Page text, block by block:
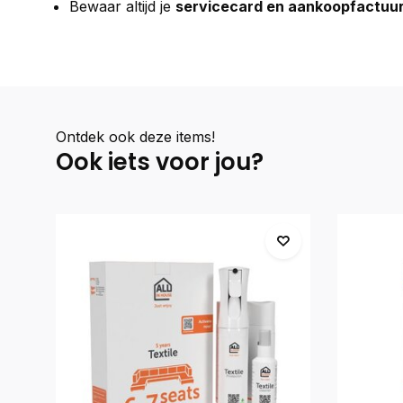
Bewaar altijd je servicecard en
Ontdek ook deze items!
Ook iets voor jou?